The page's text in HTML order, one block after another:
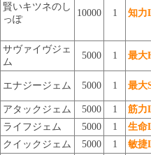
賢いキツネのし
っぽ
10000 1 知力
サヴァイヴジェ
ム
5000 1 最大
エナジージェム 5000 1 最大
アタックジェム
5000 1 筋力
ライフジェム
5000 1 生命
クイックジェム
5000 1 敏捷